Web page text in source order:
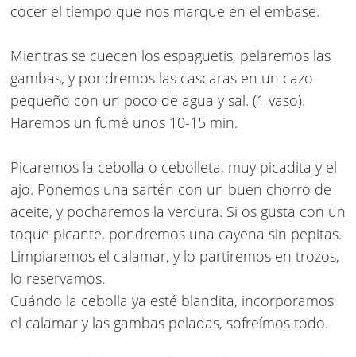
cocer el tiempo que nos marque en el embase.
Mientras se cuecen los espaguetis, pelaremos las
gambas, y pondremos las cascaras en un cazo
pequeño con un poco de agua y sal. (1 vaso).
Haremos un fumé unos 10-15 min.
Picaremos la cebolla o cebolleta, muy picadita y el
ajo. Ponemos una sartén con un buen chorro de
aceite, y pocharemos la verdura. Si os gusta con un
toque picante, pondremos una cayena sin pepitas.
Limpiaremos el calamar, y lo partiremos en trozos,
lo reservamos.
Cuándo la cebolla ya esté blandita, incorporamos
el calamar y las gambas peladas, sofreímos todo.